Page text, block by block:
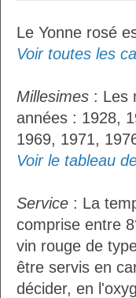
Le Yonne rosé
Voir toutes les
Millesimes : Les
années : 1928,
1969, 1971,
Voir le tableau
Service : La
comprise entre
vin rouge de
être servis en
décider, en